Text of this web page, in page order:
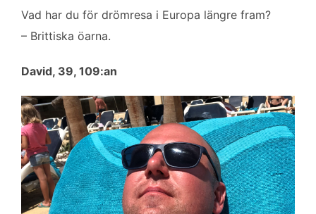
Vad har du för drömresa i Europa längre fram?
– Brittiska öarna.
David, 39, 109:an